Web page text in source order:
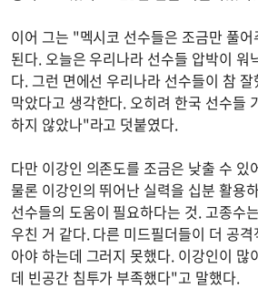
이어 그는 "멕시코 선수들은 조금만 풀
된다. 오늘은 우리나라 선수들 압박이 워
다. 그런 면에선 우리나라 선수들이 참
막았다고 생각한다. 오히려 한국 선수들
하지 않았나"라고 덧붙였다.
다만 이강인 의존도를 조금은 낮출 수 있
물론 이강인의 뛰어난 실력을 십분 활용
선수들의 도움이 필요하다는 것. 고종수
우친 거 같다. 다른 미드필더들이 더 공
아야 하는데 그러지 못했다. 이강인이 많
데 빈공간 침투가 부족했다"고 말했다.